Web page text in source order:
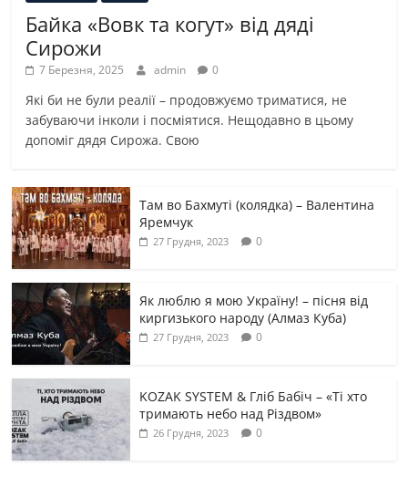
Байка «Вовк та когут» від дяді
Сирожи
7 Березня, 2025 admin 0
Які би не були реалії – продовжуємо триматися, не
забуваючи інколи і посміятися. Нещодавно в цьому
допоміг дядя Сирожа. Свою
Там во Бахмуті (колядка) – Валентина
Яремчук
27 Грудня, 2023 0
Як люблю я мою Україну! – пісня від
киргизького народу (Алмаз Куба)
27 Грудня, 2023 0
KOZAK SYSTEM & Гліб Бабіч – «Ті хто
тримають небо над Різдвом»
26 Грудня, 2023 0